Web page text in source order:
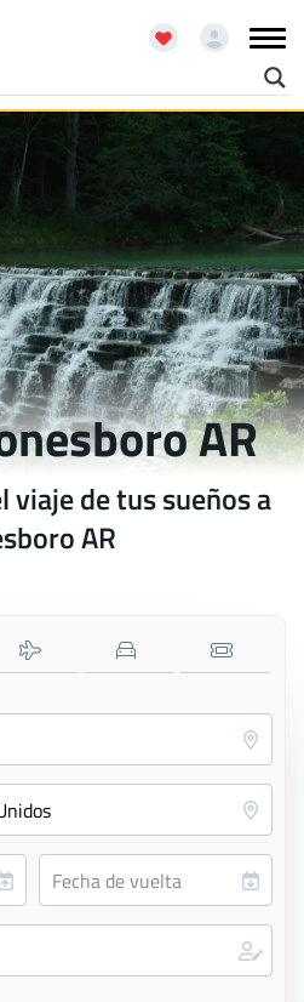
AR
viaje de tus sueños a
AR